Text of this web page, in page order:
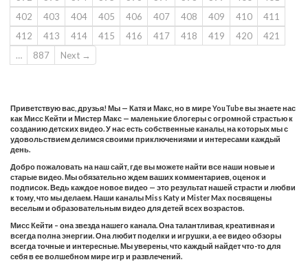
402
403 404 405 406 407 408 409 410
411
412
413 414 415 416 417 418 419 420
421
…
887 Next →
Приветствую вас, друзья! Мы — Катя и Макс, но в мире YouTube вы знаете нас
как Мисс Кейти и Мистер Макс — маленькие блогеры с огромной страстью к
созданию детских видео. У нас есть собственные каналы, на которых мы с
удовольствием делимся своими приключениями и интересами каждый
день.
Добро пожаловать на наш сайт, где вы можете найти все наши новые и
старые видео. Мы обязательно ждем ваших комментариев, оценок и
подписок. Ведь каждое новое видео — это результат нашей страсти и любви
к тому, что мы делаем. Наши каналы Miss Katy и Mister Max посвящены
веселым и образовательным видео для детей всех возрастов.
Мисс Кейти – она звезда нашего канала. Она талантливая, креативная и
всегда полна энергии. Она любит поделки и игрушки, а ее видео обзоры
всегда точные и интересные. Мы уверены, что каждый найдет что-то для
себя в ее волшебном мире игр и развлечений.